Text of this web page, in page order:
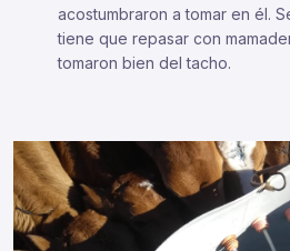
acostumbraron a tomar en él.
tiene que repasar con
tomaron bien del tacho.